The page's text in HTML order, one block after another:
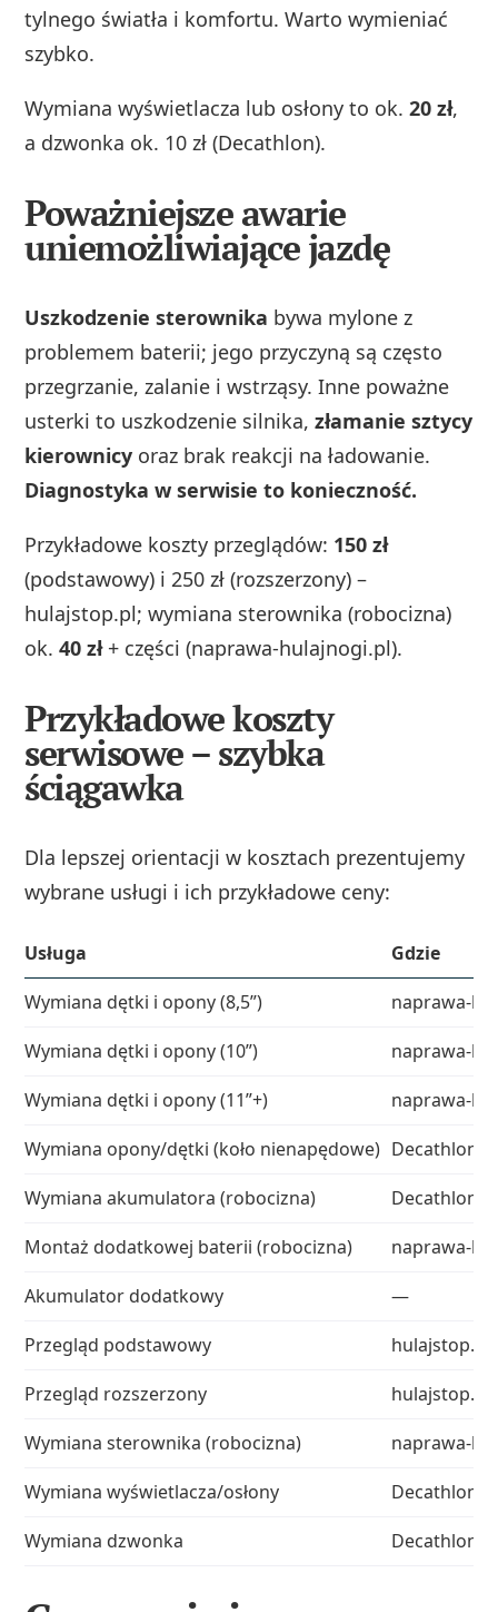
tylnego światła i komfortu. Warto wymieniać
szybko.
Wymiana wyświetlacza lub osłony to ok.20 zł,
a dzwonka ok. 10 zł (Decathlon).
Poważniejsze awarie
uniemożliwiające jazdę
Uszkodzenie sterownika bywa mylone z
problemem baterii; jego przyczyną są często
przegrzanie, zalanie i wstrząsy. Inne poważne
usterki to uszkodzenie silnika,złamanie sztycy
kierownicy oraz brak reakcji na ładowanie.
Diagnostyka w serwisie to konieczność.
Przykładowe koszty przeglądów: 150 zł
(podstawowy) i 250 zł (rozszerzony) –
hulajstop.pl; wymiana sterownika (robocizna)
ok.40 zł+ części (naprawa-hulajnogi.pl).
Przykładowe koszty
serwisowe – szybka
ściągawka
Dla lepszej orientacji w kosztach prezentujemy
wybrane usługi i ich przykładowe ceny:
Usługa
Gdzie
Wymiana dętki i opony (8,5”)
naprawa-
Wymiana dętki i opony (10”)
naprawa-
Wymiana dętki i opony (11”+)
naprawa-
Wymiana opony/dętki (koło nienapędowe) Decathlon
Wymiana akumulatora (robocizna)
Decathlon
Montaż dodatkowej baterii (robocizna)
naprawa-
Akumulator dodatkowy
—
Przegląd podstawowy
hulajstop.pl
Przegląd rozszerzony
hulajstop.pl
Wymiana sterownika (robocizna)
naprawa-
Wymiana wyświetlacza/osłony
Decathlon
Wymiana dzwonka
Decathlon